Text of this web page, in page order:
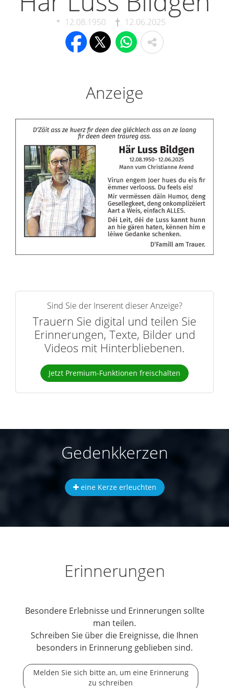
12.08.1950 12.06.2025
Anzeige
Sind Sie der Inserent dieser Anzeige?
Trauern Sie digital und teilen Sie
Erinnerungen, Texte, Bilder und
Videos mit Hinterbliebenen.
Jetzt Premium-Funktionen freischalten
Gedenkkerzen
eine Kerze erleuchten
Erinnerungen
Besondere Erlebnisse und Erinnerungen sollte
man teilen.
Schreiben Sie über die Ereignisse, die Ihnen
besonders in Erinnerung geblieben sind.
Melden Sie sich bitte an, um eine Erinnerung
zu schreiben